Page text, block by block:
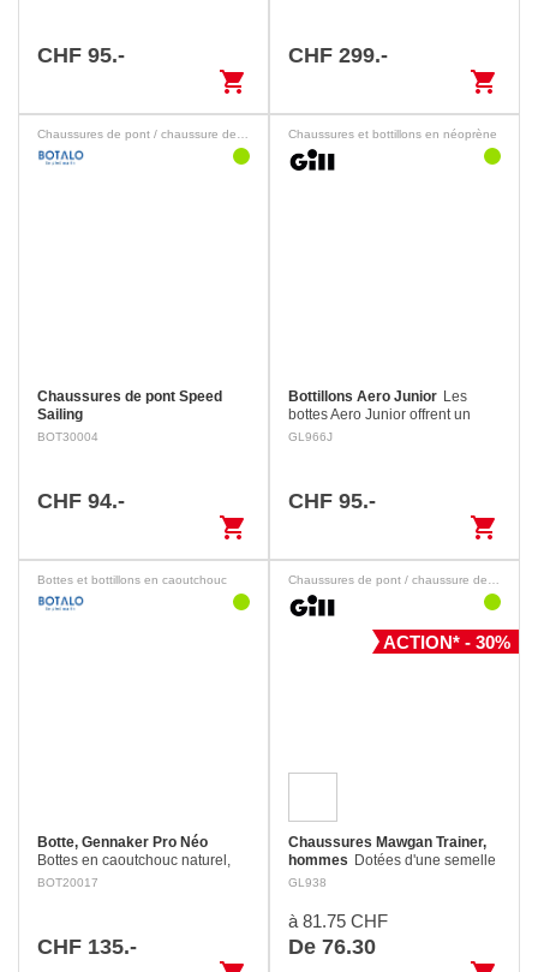
CHF 95.-
shopping_cart
CHF 299.-
shopping_cart
Chaussures de pont / chaussure de loisirs
Chaussures de pont Speed
Sailing
BOT30004
CHF 94.-
shopping_cart
Chaussures et bottillons en néoprène
Bottillons Aero Junior Les
bottes Aero Junior offrent un
maximum d'adhérence et de
GL966J
CHF 95.-
shopping_cart
Bottes et bottillons en caoutchouc
Botte, Gennaker Pro Néo
Bottes en caoutchouc naturel,
100% étanche. Néoprène 3 mm
BOT20017
CHF 135.-
Chaussures de pont / chaussure de loisirs
ACTION* - 30%
Chaussures Mawgan Trainer,
hommes Dotées d'une semelle
bi-densité antidérapante, les
offrent une adhérence fiable,
quelles que soient les
conditions…
GL938
à 81.75 CHF
De 76.30